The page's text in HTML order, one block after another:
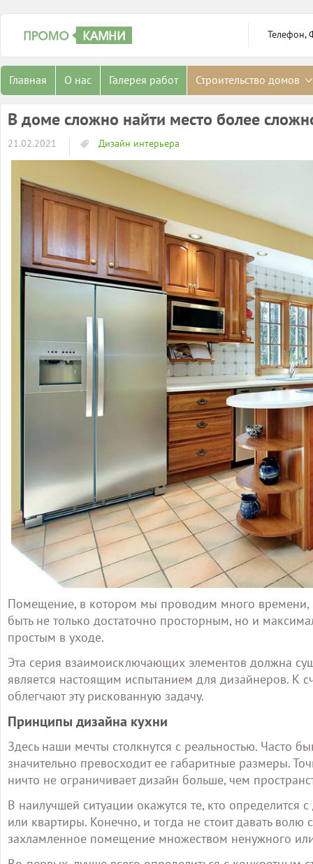
Телефон,
Главная О нас Галерея работ Строительство домов
В доме сложно найти место более
21.02.2021 Дизайн интерьера
Помещение, в котором мы проводим много времени,
быть не только достаточно просторным, но и
простым в уходе.
Эта серия взаимоисключающих элементов должна
является настоящим испытанием для дизайнеров. К
облегчают эту рискованную задачу.
Принципы дизайна кухни
Здесь наши мечты столкнутся с реальностью. Часто
значительно превосходит ее габаритные размеры.
ничто не ограничивает дизайн больше, чем
В наилучшей ситуации окажутся те, кто
или квартиры. Конечно, и тогда не стоит давать
захламленное помещение множеством ненужного